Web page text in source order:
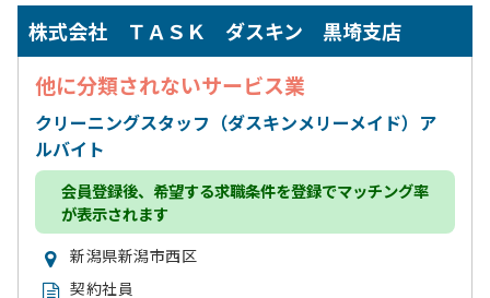
株式会社 ＴＡＳＫ ダスキン 黒埼支店
他に分類されないサービス業
クリーニングスタッフ（ダスキンメリーメイド）ア
ルバイト
会員登録後、希望する求職条件を登録でマッチング率
が表示されます
新潟県新潟市西区
契約社員